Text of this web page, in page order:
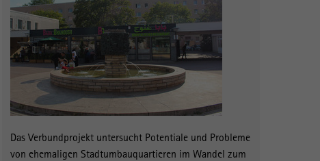
Das Verbundprojekt untersucht Potentiale und Probleme
von ehemaligen Stadtumbauquartieren im Wandel zum